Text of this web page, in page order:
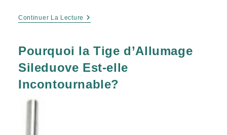
Continuer La Lecture
Pourquoi la Tige d’Allumage
Sileduove Est-elle
Incontournable?